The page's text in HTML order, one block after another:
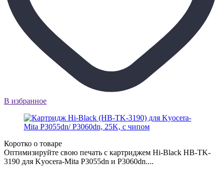
В избранное
Коротко о товаре
Оптимизируйте свою печать с картриджем Hi-Black HB-TK-
3190 для Kyocera-Mita P3055dn и P3060dn....